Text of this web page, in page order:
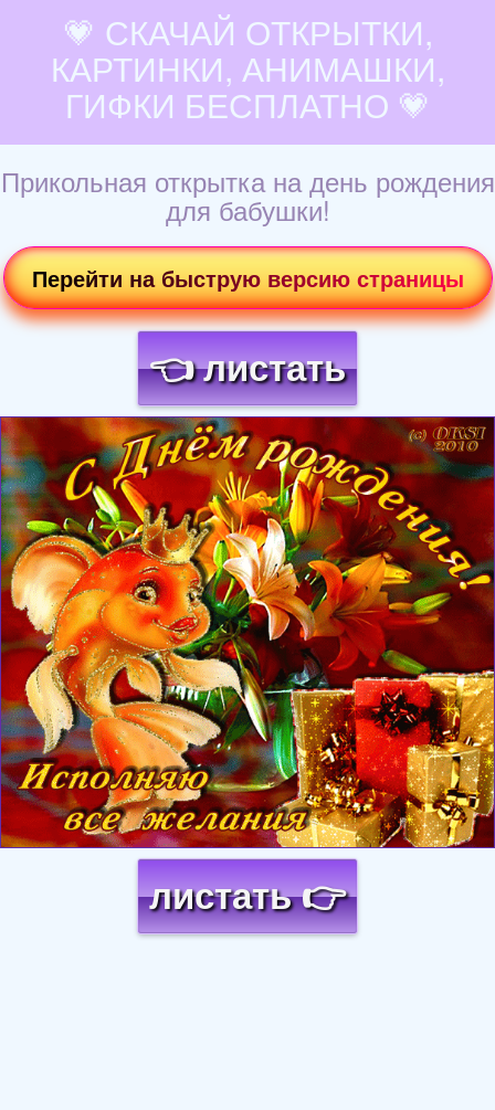
💗 СКАЧАЙ ОТКРЫТКИ,
КАРТИНКИ, АНИМАШКИ,
ГИФКИ БЕСПЛАТНО 💗
Прикольная открытка на день рождения
для бабушки!
Перейти на быструю версию страницы
👈 листать
Загрузка картинки...
листать 👉